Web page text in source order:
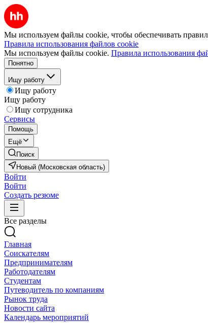
Мы используем файлы cookie, чтобы обеспечивать
Правила использования файлов cookie
Мы используем файлы cookie. Правила использования
Понятно
Ищу работу
Ищу работу
Ищу работу
Ищу сотрудника
Сервисы
Помощь
Ещё
Поиск
Новый (Московская область)
Войти
Войти
Создать резюме
Все разделы
Главная
Соискателям
Предпринимателям
Работодателям
Студентам
Путеводитель по компаниям
Рынок труда
Новости сайта
Календарь мероприятий